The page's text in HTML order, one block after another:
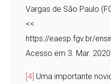
Vargas de São Paulo
<<
https://eaesp.fgv.br/
Acesso em 3. Mar.
[4] Uma importante